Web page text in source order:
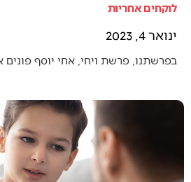
לוקחים אחריות
ינואר 4, 2023
בפרשתנו, פרשת ויחי, אחי יוסף פונים